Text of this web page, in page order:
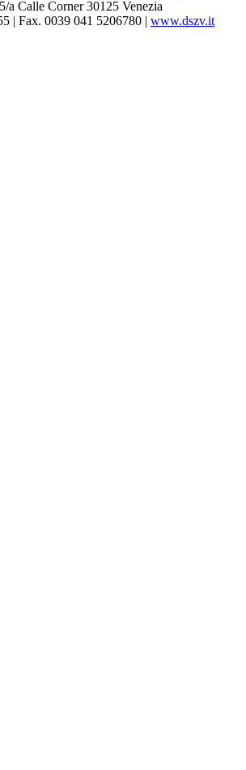
a Calle Corner 30125 Venezia
| Fax. 0039 041 5206780 | www.dszv.it